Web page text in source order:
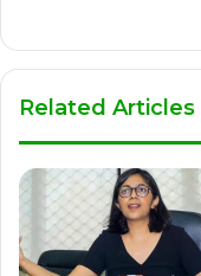
Related Articles